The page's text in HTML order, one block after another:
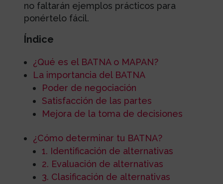
no faltarán ejemplos prácticos para
ponértelo fácil.
Índice
¿Qué es el BATNA o MAPAN?
La importancia del BATNA
Poder de negociación
Satisfacción de las partes
Mejora de la toma de decisiones
¿Cómo determinar tu BATNA?
1. Identificación de alternativas
2. Evaluación de alternativas
3. Clasificación de alternativas